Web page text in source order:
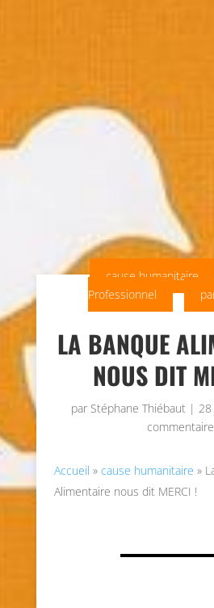
cause humanitaire
Professionnel
LA BANQUE
NOUS DIT
par Stéphane Thiébaut | 28
commentaire
Accueil »cause humanitaire »
Alimentaire nous dit MERCI !